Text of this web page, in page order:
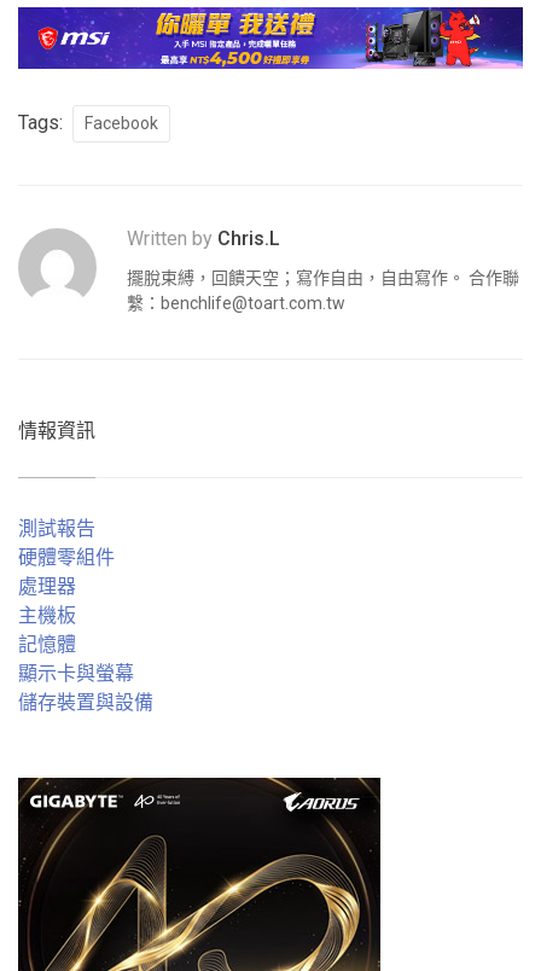
Tags: Facebook
Written by Chris.L
擺脫束縛，回饋天空；寫作自由，自由寫作。 合作聯
繫： benchlife@toart.com.tw
情報資訊
測試報告
硬體零組件
處理器
主機板
記憶體
顯示卡與螢幕
儲存裝置與設備